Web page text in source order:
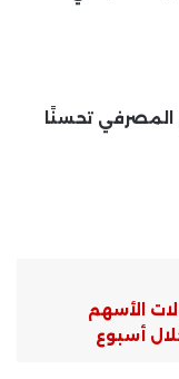
المصرفي تحسنًا
الأسهم